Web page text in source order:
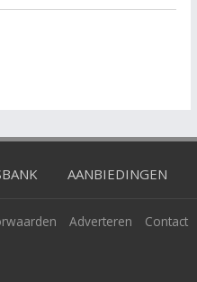
AANBIEDINGEN
Adverteren Contact